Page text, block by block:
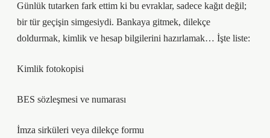
Günlük tutarken fark ettim ki bu evraklar, sadece kağıt değil;
bir tür geçişin simgesiydi. Bankaya gitmek, dilekçe
doldurmak, kimlik ve hesap bilgilerini hazırlamak… İşte liste:
Kimlik fotokopisi
BES sözleşmesi ve numarası
İmza sirküleri veya dilekçe formu